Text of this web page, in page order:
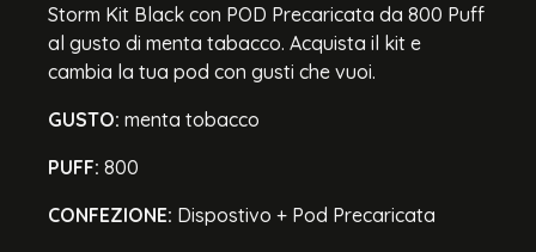
Storm Kit Black con POD Precaricata da 800 Puff
al gusto di menta tabacco. Acquista il kit e
cambia la tua pod con gusti che vuoi.
GUSTO: menta tobacco
PUFF: 800
CONFEZIONE: Dispostivo + Pod Precaricata